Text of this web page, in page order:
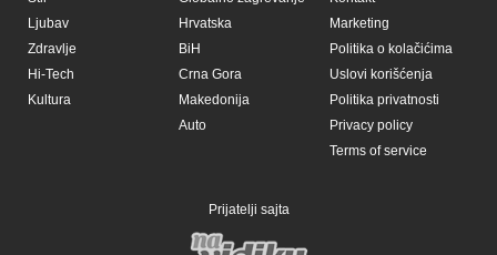
Ljubav
Zdravlje
Hi-Tech
Kultura
Hrvatska
BiH
Crna Gora
Makedonija
Auto
Marketing
Politika o kolačićima
Uslovi korišćenja
Politika privatnosti
Privacy policy
Terms of service
Prijatelji sajta